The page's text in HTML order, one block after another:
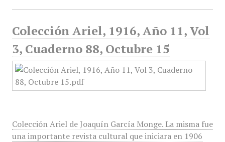
Colección Ariel, 1916, Año 11, Vol
3, Cuaderno 88, Octubre 15
Colección Ariel de Joaquín García Monge. La misma fue
una importante revista cultural que iniciara en 1906